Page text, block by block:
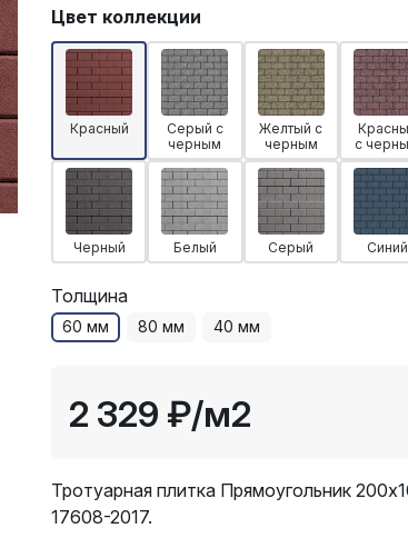
Цвет коллекции
Красный
Серый с
черным
Желтый с
черным
с
Черный Белый Серый Синий
Толщина
60 мм 80 мм 40 мм
2 329 ₽/м2
Тротуарная плитка Прямоугольник
17608-2017.